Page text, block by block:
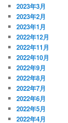
2023年3月
2023年2月
2023年1月
2022年12月
2022年11月
2022年10月
2022年9月
2022年8月
2022年7月
2022年6月
2022年5月
2022年4月